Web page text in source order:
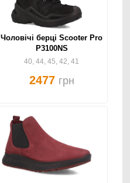
Чоловічі берці Scooter Pro
P3100NS
40, 44, 45, 42, 41
2477 грн